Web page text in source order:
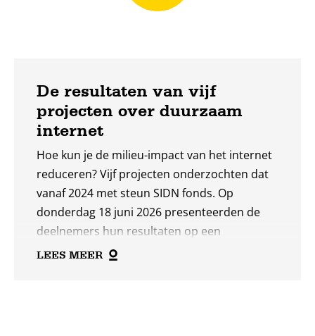
De resultaten van vijf
projecten over duurzaam
internet
Hoe kun je de milieu-impact van het internet
reduceren? Vijf projecten onderzochten dat
vanaf 2024 met steun SIDN fonds. Op
donderdag 18 juni 2026 presenteerden de
deelnemers hun resultaten op een
gezamenlijke slotbijeenkomst. “Deze
LEES MEER